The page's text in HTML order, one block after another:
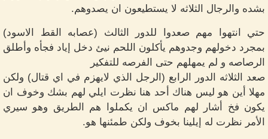
بشده والرجال الثلاثه لا يستطيعون ان يصدوهم.
حتي انتهوا مهم صعدوا للدور الثالث (عصابه القط الاسود)
بمجرد دخولهم وجدوهم يأكلون اللحم نيئ دخل إياد فجأه وأطلق
الرصاصه و لم يمهلهم حتى الفرصه للتفكير
صعد الثلاثه الدور الرابع (الرجل الذي لايهزم في اي قتال) ولكن
مهلا أين هو ليس هناك أحد هنا نظرت ايلي لهم بشك وخوف ان
يكون فخ أشار لهم ماكس ان يكملوا هم الطريق وهو سيري
الأمر نظرت له إيلينا بخوف ولكن طمئنها هو.